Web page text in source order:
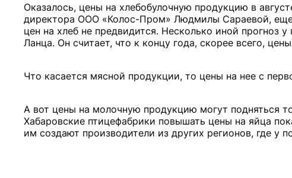
Оказалось, цены на хлебобулочную продукцию в
директора ООО «Колос-Пром» Людмилы Сараевой, еще
цен на хлеб не предвидится. Несколько иной прогноз
Ланца. Он считает, что к концу года, скорее всего,
Что касается мясной продукции, то цены на нее с
А вот цены на молочную продукцию могут подняться
Хабаровские птицефабрики повышать цены на яйца
им создают производители из других регионов, где у